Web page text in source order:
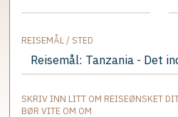
REISEMÅL / STED
SKRIV INN LITT OM REISEØNSKET
BØR VITE OM OM